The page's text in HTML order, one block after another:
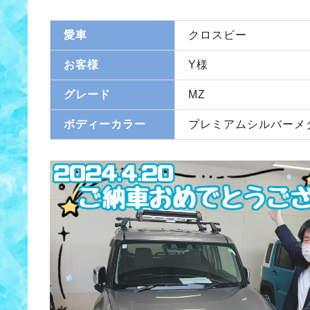
愛車 クロスビー
お客様 Y様
グレード MZ
ボディーカラー プレミアムシルバーメ